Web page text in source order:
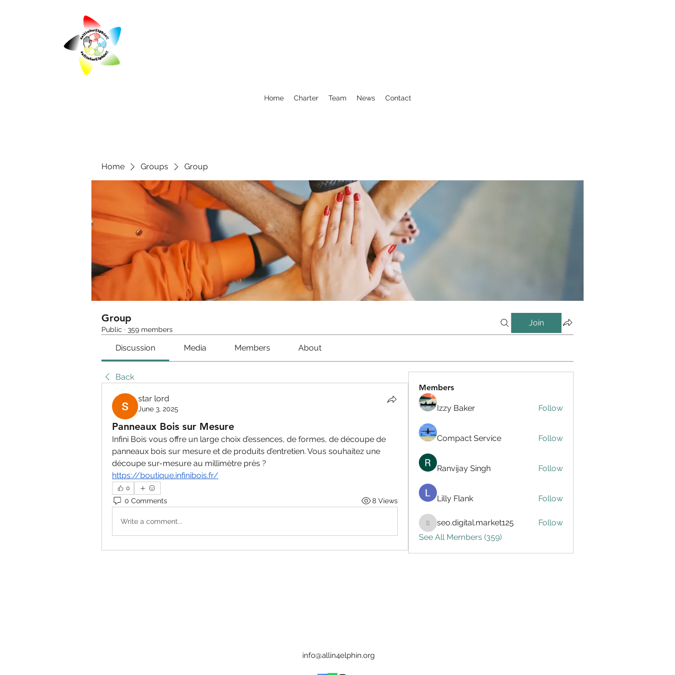
Home Charter Team News Contact
Home Groups Group
Group
Public · 359 members
Join
Discussion Media Members About
Back
star lord
June 3, 2025
Panneaux Bois sur Mesure
Infini Bois vous offre un large choix d’essences, de formes, de découpe de
panneaux bois sur mesure et de produits d’entretien. Vous souhaitez une
découpe sur-mesure au millimètre près ?
https://boutique.infinibois.fr/
0
0 Comments 8 Views
Write a comment...
Members
Izzy Baker Follow
Compact Service Follow
Ranvijay Singh Follow
Lilly Flank Follow
seo.digital.market125
seo.digital.market125
Follow
See All Members (359)
info@allin4elphin.org